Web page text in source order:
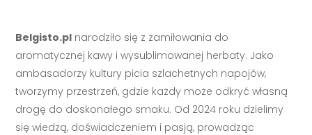
Belgisto.pl narodziło się z zamiłowania do
aromatycznej kawy i wysublimowanej herbaty. Jako
ambasadorzy kultury picia szlachetnych napojów,
tworzymy przestrzeń, gdzie każdy może odkryć własną
drogę do doskonałego smaku. Od 2024 roku dzielimy
się wiedzą, doświadczeniem i pasją, prowadząc